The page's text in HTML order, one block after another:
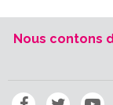
Nous contons